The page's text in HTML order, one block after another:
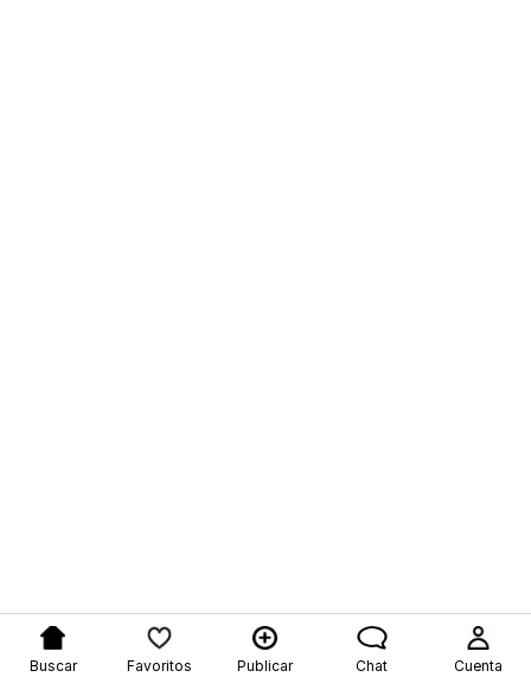
Buscar Favoritos Publicar Chat Cuenta